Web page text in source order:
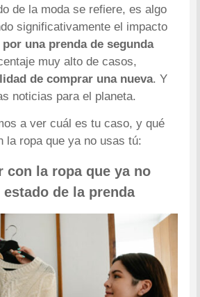
de la moda se refiere, es algo
significativamente el impacto
una prenda de segunda
muy alto de casos,
de comprar una nueva. Y
noticias para el planeta.
a ver cuál es tu caso, y qué
la ropa que ya no usas tú:
con la ropa que ya no
de la prenda